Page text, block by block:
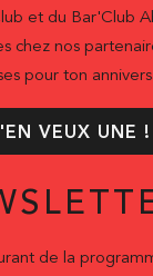
et du Bar'Club
chez nos
pour ton
VEUX UNE !
de la